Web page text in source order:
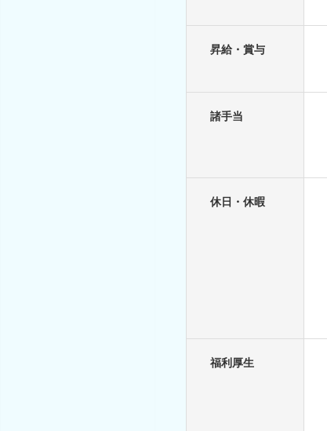
昇給・賞与
諸手当
休日・休暇
福利厚生